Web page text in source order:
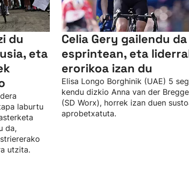
du
eta
laburtu
da,
utzita.
Celia Gery gailendu da
esprintean, eta
erorikoa izan du
Elisa Longo Borghinik (UAE) 5
kendu dizkio Anna van der
(SD Worx), horrek izan duen
aprobetxatuta.